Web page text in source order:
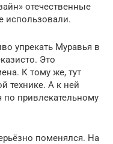
отечественные
использовали.
упрекать Муравья в
Это
К тому же, тут
технике. А к ней
по привлекательному
поменялся. На